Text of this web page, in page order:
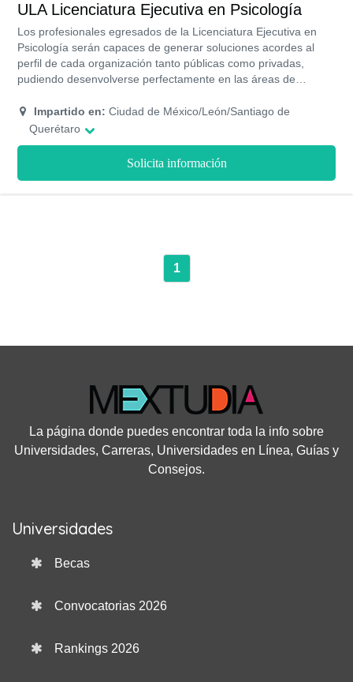
ULA Licenciatura Ejecutiva en Psicología
Los profesionales egresados de la Licenciatura Ejecutiva en
Psicología serán capaces de generar soluciones acordes al
perfil de cada organización tanto públicas como privadas,
pudiendo desenvolverse perfectamente en las áreas de
e incluso el proceso de captación de personal.
Impartido en: Ciudad de México/León/Santiago de
Querétaro
Solicita información
1
La página donde puedes encontrar toda la info sobre
Universidades, Carreras, Universidades en Línea, Guías y
Consejos.
Universidades
Becas
Convocatorias 2026
Rankings 2026